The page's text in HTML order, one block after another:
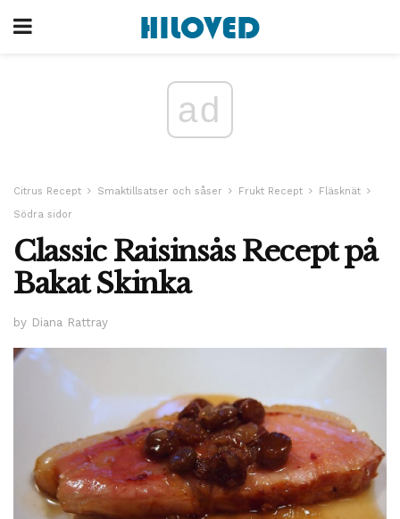
ad
Citrus Recept Smaktillsatser och såser Frukt Recept
Fläsknät
Södra sidor
Classic Raisinsås Recept på
Bakat Skinka
by Diana Rattray